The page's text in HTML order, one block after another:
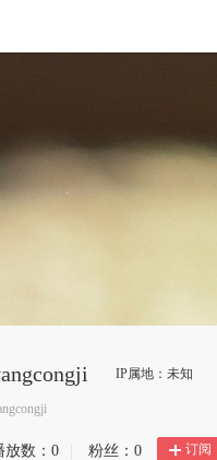
IP属地：未知
放数： 0 粉丝： 0 订阅